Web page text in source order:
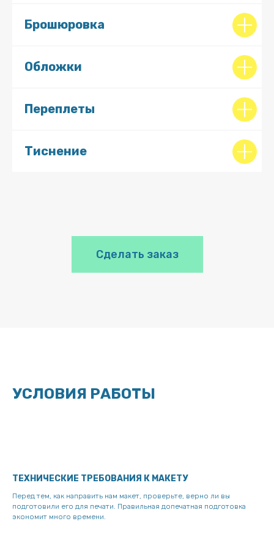
Брошюровка
Обложки
Переплеты
Тиснение
Сделать заказ
УСЛОВИЯ РАБОТЫ
ТЕХНИЧЕСКИЕ ТРЕБОВАНИЯ К МАКЕТУ
Перед тем, как направить нам макет, проверьте, верно ли вы
подготовили его для печати. Правильная допечатная подготовка
экономит много времени.